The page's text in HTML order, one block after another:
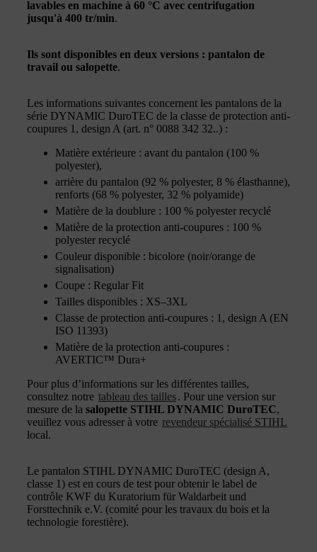
lavables en machine à 60 °C avec centrifugation
jusqu'à 400 tr/min.
Ils sont disponibles en deux versions : pantalon de
travail ou salopette.
Les informations suivantes concernent les pantalons de la
série DYNAMIC DuroTEC de la classe de protection anti-
coupures 1, design A (art. n° 0088 342 32..) :
Matière extérieure : avant du pantalon (100 %
polyester),
arrière du pantalon (92 % polyester, 8 % élasthanne),
renforts (68 % polyester, 32 % polyamide)
Matière de la doublure : 100 % polyester recyclé
Matière de la protection anti-coupures : 100 %
polyester recyclé
Couleur disponible : bicolore (noir/orange de
signalisation)
Coupe : Regular Fit
Tailles disponibles : XS–3XL
Classe de protection anti-coupures : 1, design A (EN
ISO 11393)
Matière de la protection anti-coupures :
AVERTIC™ Dura+
Pour plus d’informations sur les différentes tailles,
consultez notre tableau des tailles. Pour une version sur
mesure de la salopette STIHL DYNAMIC DuroTEC,
veuillez vous adresser à votre revendeur spécialisé STIHL
local.
Le pantalon STIHL DYNAMIC DuroTEC (design A,
classe 1) est en cours de test pour obtenir le label de
contrôle KWF du Kuratorium für Waldarbeit und
Forsttechnik e.V. (comité pour les travaux du bois et la
technologie forestière).